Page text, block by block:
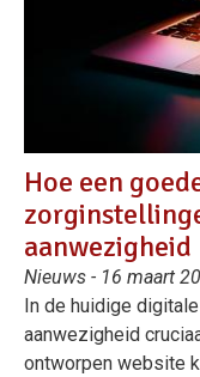
Hoe een
aanwezigheid
Nieuws - 16 maart
In de huidige
aanwezigheid
ontworpen website